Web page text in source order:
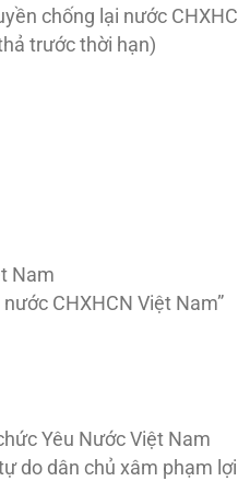
chống lại nước
trước thời hạn)
Nam
CHXHCN Việt Nam”
Yêu Nước Việt Nam
do dân chủ xâm phạm